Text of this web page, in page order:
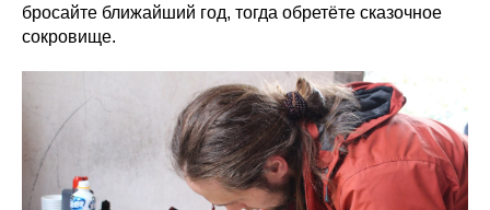
бросайте ближайший год, тогда обретёте сказочное
сокровище.